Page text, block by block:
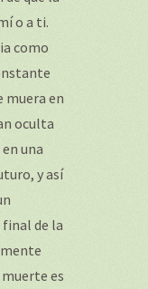
o a ti.
como
muera en
oculta
una
y así
de la
es